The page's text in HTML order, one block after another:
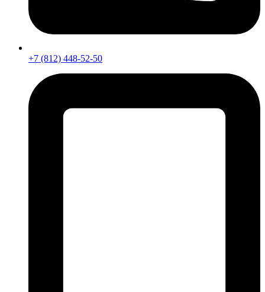
+7 (812) 448-52-50